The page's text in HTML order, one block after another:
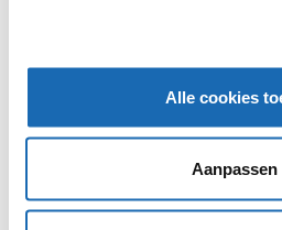
Alle cookies
Aanpassen
SHARE, LEARN
Meld je aan, deel jouw